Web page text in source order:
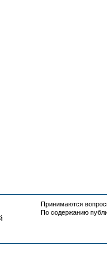
Принимаются
По содержанию